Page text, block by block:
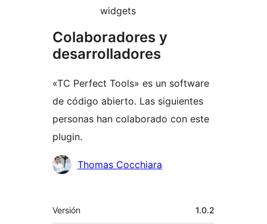
widgets
Colaboradores y
desarrolladores
«TC Perfect Tools» es un software
de código abierto. Las siguientes
personas han colaborado con este
plugin.
Colaboradores
Thomas Cocchiara
Meta
Versión 1.0.2